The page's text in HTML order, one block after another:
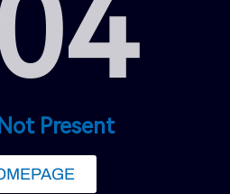
Present